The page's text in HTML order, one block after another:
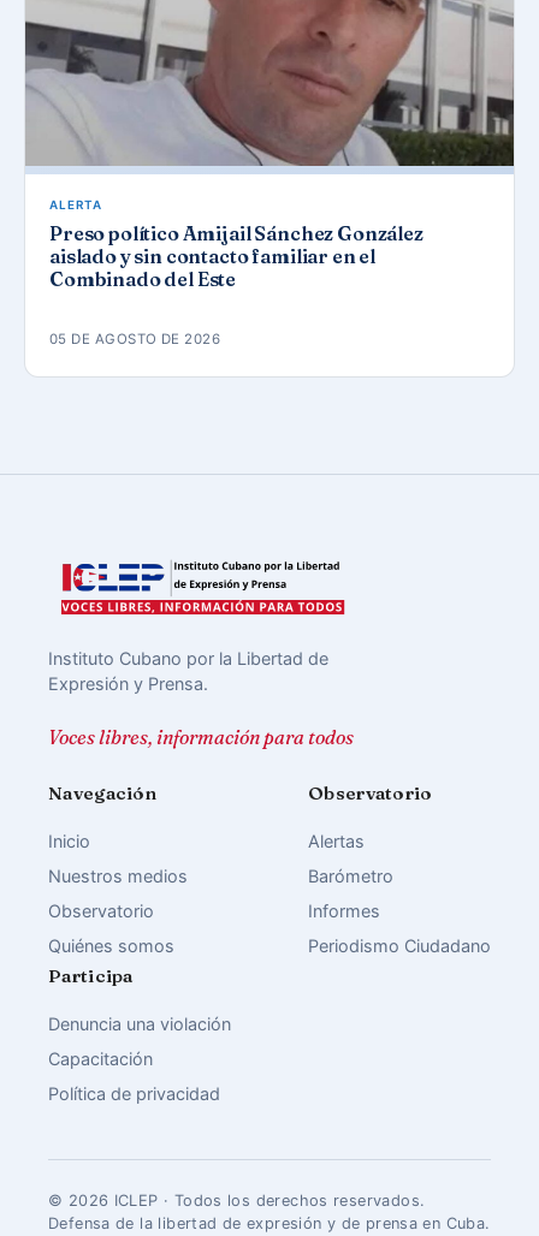
ALERTA
Preso político Amijail Sánchez González
aislado y sin contacto familiar en el
Combinado del Este
05 DE AGOSTO DE 2026
Instituto Cubano por la Libertad de
Expresión y Prensa.
Voces libres, información para todos
Navegación
Inicio
Nuestros medios
Observatorio
Quiénes somos
Observatorio
Alertas
Barómetro
Informes
Periodismo Ciudadano
Participa
Denuncia una violación
Capacitación
Política de privacidad
© 2026 ICLEP · Todos los derechos reservados.
Defensa de la libertad de expresión y de prensa en Cuba.